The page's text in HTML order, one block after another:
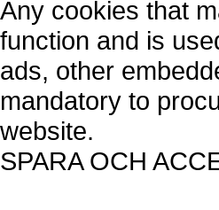
Any cookies that
function and is
ads, other
mandatory to
website.
SPARA OCH